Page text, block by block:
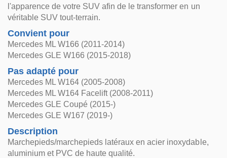
l'apparence de votre SUV afin de le transformer en un
véritable SUV tout-terrain.
Convient pour
Mercedes ML W166 (2011-2014)
Mercedes GLE W166 (2015-2018)
Pas adapté pour
Mercedes ML W164 (2005-2008)
Mercedes ML W164 Facelift (2008-2011)
Mercedes GLE Coupé (2015-)
Mercedes GLE W167 (2019-)
Description
Marchepieds/marchepieds latéraux en acier inoxydable,
aluminium et PVC de haute qualité.